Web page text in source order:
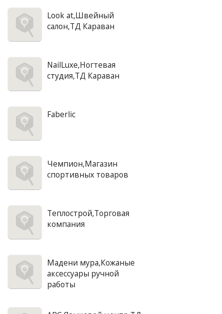
Look at,Швейный
салон,ТД Караван
NailLuxe,Ногтевая
студия,ТД Караван
Faberlic
Чемпион,Магазин
спортивных товаров
Теплострой,Торговая
компания
Мадени мура,Кожаные
аксессуары ручной
работы